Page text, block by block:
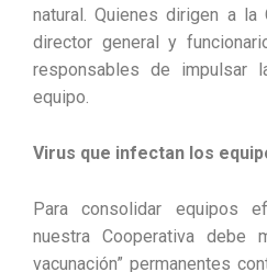
natural. Quienes dirigen a la
director general y
responsables de impulsar
equipo.
Virus que infectan los
Para consolidar equipos
nuestra Cooperativa debe
vacunación” permanentes